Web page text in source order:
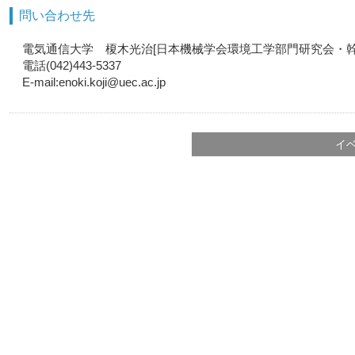
問い合わせ先
電気通信大学 榎木光治[日本機械学会環境工学部門研究会・
電話(042)443-5337
E-mail:enoki.koji@uec.ac.jp
イ